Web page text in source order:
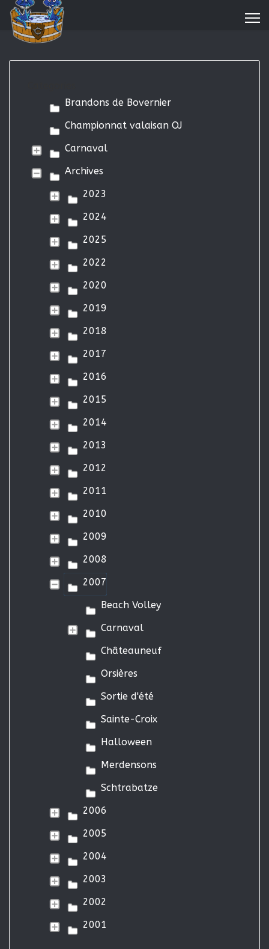
Brandons de Bovernier
Championnat valaisan OJ
Carnaval
Archives
2023
2024
2025
2022
2020
2019
2018
2017
2016
2015
2014
2013
2012
2011
2010
2009
2008
2007
Beach Volley
Carnaval
Châteauneuf
Orsières
Sortie d'été
Sainte-Croix
Halloween
Merdensons
Schtrabatze
2006
2005
2004
2003
2002
2001